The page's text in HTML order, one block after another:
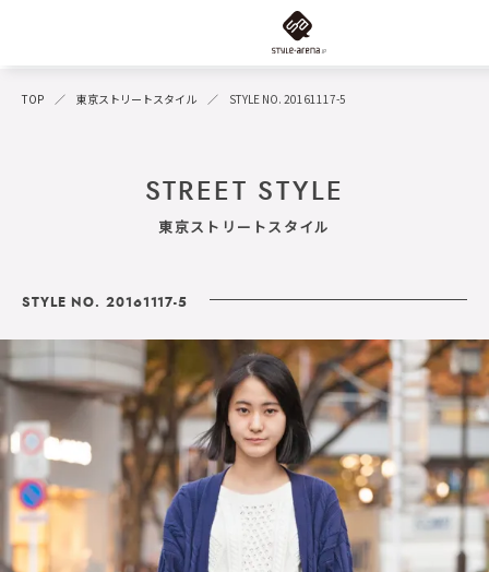
TOP 東京ストリートスタイル STYLE NO. 20161117-5
STREET STYLE
東京ストリートスタイル
STYLE NO. 20161117-5